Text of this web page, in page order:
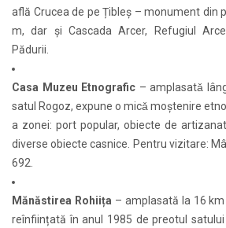
află Crucea de pe Țibleș – monument din
m, dar și Cascada Arcer, Refugiul
Pădurii.
Casa Muzeu Etnografic – amplasatǎ
satul Rogoz, expune o micǎ moștenire
a zonei: port popular, obiecte de
diverse obiecte casnice. Pentru vizitare:
692.
Mănăstirea Rohiița – amplasată la 16
reînființată în anul 1985 de preotul